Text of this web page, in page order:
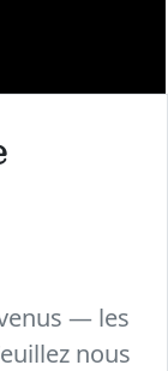
— les
nous